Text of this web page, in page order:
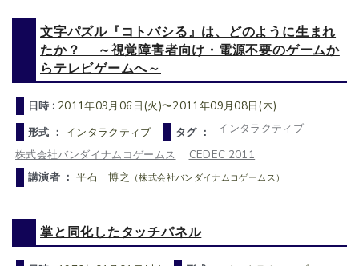
文字パズル『コトバシる』は、どのように生まれ
たか？ ～視覚障害者向け・電源不要のゲームか
らテレビゲームへ～
日時 : 2011年09月06日(火)〜2011年09月08日(木)
形式 ： インタラクティブ タグ ：
インタラクティブ
株式会社バンダイナムコゲームス
CEDEC 2011
講演者 ：平石 博之 （株式会社バンダイナムコゲームス）
掌と同化したタッチパネル